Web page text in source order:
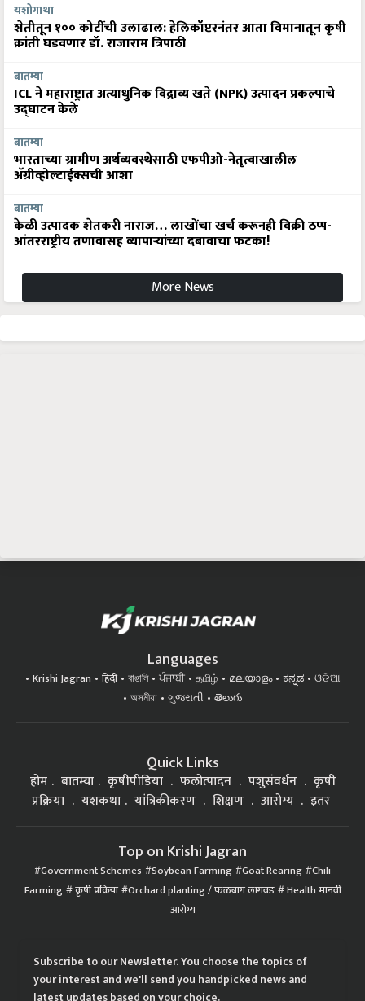
यशोगाथा
शेतीतून १०० कोटींची उलाढाल: हेलिकॉप्टरनंतर आता विमानातून कृषी
क्रांती घडवणार डॉ. राजाराम त्रिपाठी
बातम्या
ICL ने महाराष्ट्रात अत्याधुनिक विद्राव्य खते (NPK) उत्पादन प्रकल्पाचे
उद्घाटन केले
बातम्या
भारताच्या ग्रामीण अर्थव्यवस्थेसाठी एफपीओ-नेतृत्वाखालील
अ‍ॅग्रीव्होल्टाईक्सची आशा
बातम्या
केळी उत्पादक शेतकरी नाराज… लाखोंचा खर्च करूनही विक्री ठप्प-
आंतरराष्ट्रीय तणावासह व्यापाऱ्यांच्या दबावाचा फटका!
More News
Languages
Krishi Jagran हिंदी বাঙালি ਪੰਜਾਬੀ தமிழ் മലയാളം ಕನ್ನಡ
ଓଡିଆ
অসমীয়া
ગુજરાતી తెలుగు
Quick Links
होम बातम्या कृषीपीडिया फलोत्पादन पशुसंवर्धन
कृषी
प्रक्रिया
यशकथा यांत्रिकीकरण शिक्षण आरोग्य इतर
Top on Krishi Jagran
Government Schemes Soybean Farming Goat Rearing Chili
Farming कृषी प्रक्रिया Orchard planting / फळबाग लागवड Health मानवी
आरोग्य
Subscribe to our Newsletter. You choose the topics of
your interest and we'll send you handpicked news and